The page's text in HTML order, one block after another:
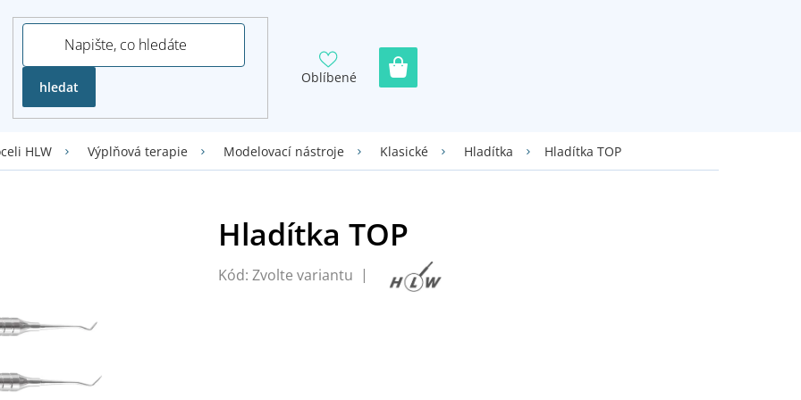
hledat
Oblíbené
HLW Výplňová terapie Modelovací nástroje Klasické Hladítka Hladítka TOP
Kód: Zvolte variantu